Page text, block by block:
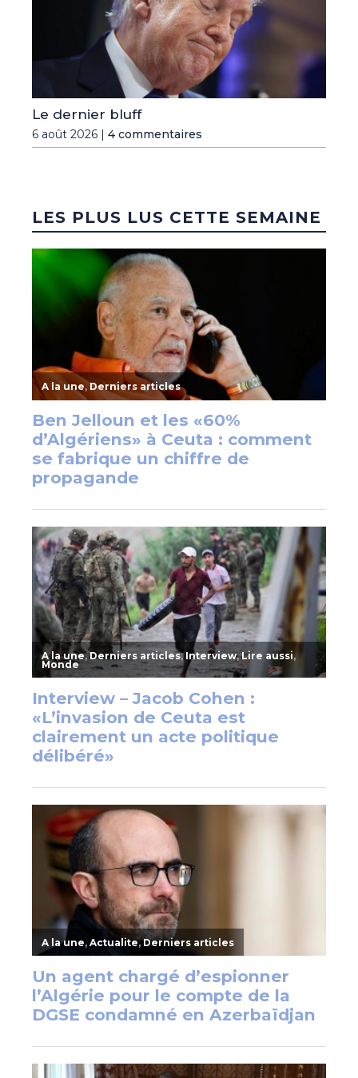
Le dernier bluff
6 août 2026 | 4 commentaires
LES PLUS LUS CETTE SEMAINE